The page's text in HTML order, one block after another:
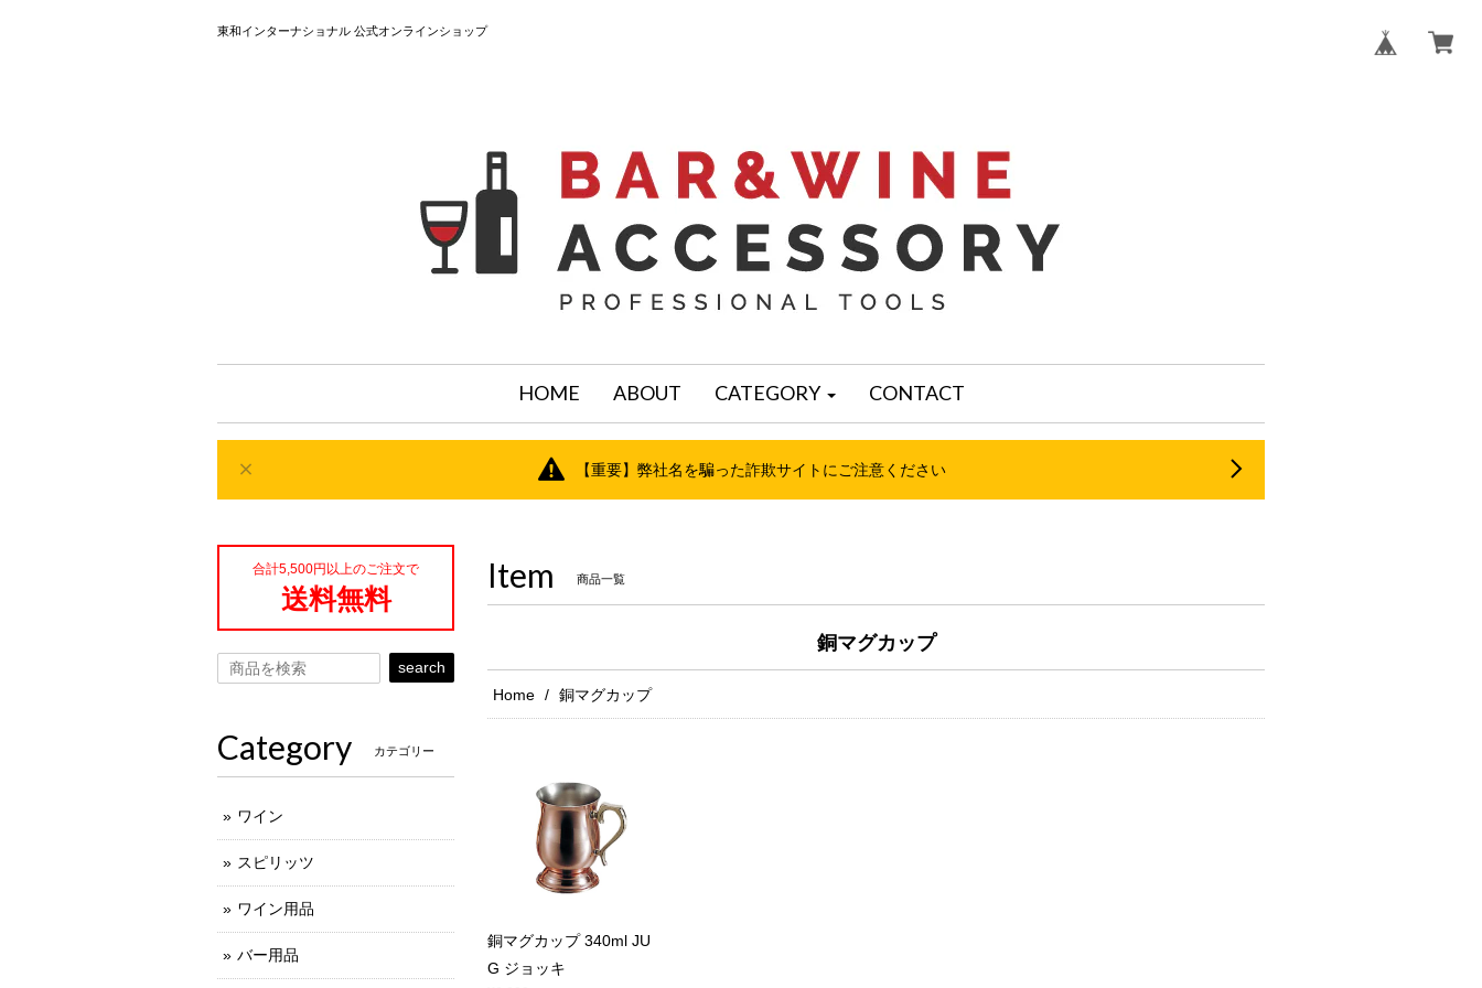
東和インターナショナル 公式オンラインショップ
HOME ABOUT CATEGORY CONTACT
【重要】弊社名を騙った詐欺サイトにご注意ください
Item 商品一覧
銅マグカップ
Home 銅マグカップ
銅マグカップ 340ml JU
G ジョッキ
合計5,500円以上のご注文で
送料無料
search
Category カテゴリー
ワイン
スピリッツ
ワイン用品
バー用品